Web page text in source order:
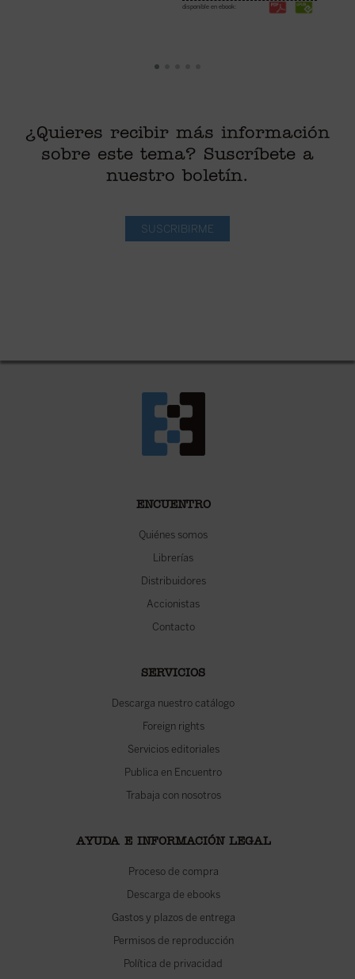
disponible en ebook:
¿Quieres recibir más información
sobre este tema? Suscríbete a
nuestro boletín.
SUSCRIBIRME
ENCUENTRO
Quiénes somos
Librerías
Distribuidores
Accionistas
Contacto
SERVICIOS
Descarga nuestro catálogo
Foreign rights
Servicios editoriales
Publica en Encuentro
Trabaja con nosotros
AYUDA E INFORMACIÓN LEGAL
Proceso de compra
Descarga de ebooks
Gastos y plazos de entrega
Permisos de reproducción
Política de privacidad